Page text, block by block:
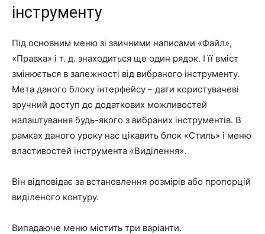
інструменту
Під основним меню зі звичними написами «Файл»,
«Правка» і т. д. знаходиться ще один рядок. І її вміст
змінюється в залежності від вибраного інструменту.
Мета даного блоку інтерфейсу – дати користувачеві
зручний доступ до додаткових можливостей
налаштування будь-якого з вибраних інструментів. В
рамках даного уроку нас цікавить блок «Стиль» і меню
властивостей інструмента «Виділення».
Він відповідає за встановлення розмірів або пропорцій
виділеного контуру.
Випадаюче меню містить три варіанти.